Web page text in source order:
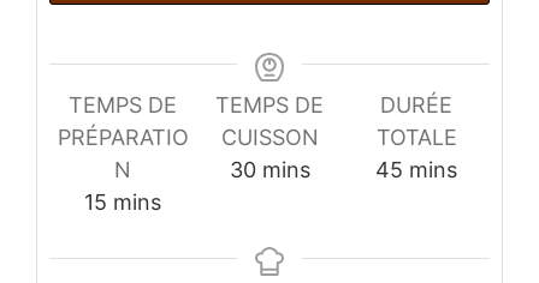
TEMPS DE
PRÉPARATIO
N
15 minutes
mins
TEMPS DE
CUISSON
30minutes
mins
DURÉE
TOTALE
45 minutes
mins